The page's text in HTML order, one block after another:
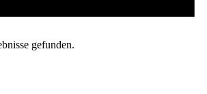
gefunden.